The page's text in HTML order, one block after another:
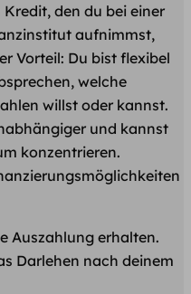
Kredit, den du bei einer
aufnimmst,
Vorteil: Du bist flexibel
welche
willst oder kannst.
und kannst
konzentrieren.
Auszahlung erhalten.
Darlehen nach deinem